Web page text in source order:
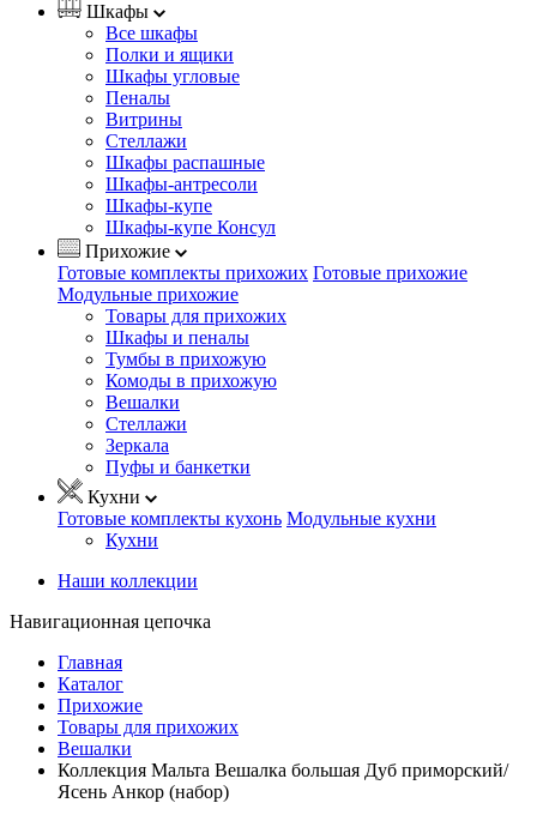
Шкафы
Все шкафы
Полки и ящики
Шкафы угловые
Пеналы
Витрины
Стеллажи
Шкафы распашные
Шкафы-антресоли
Шкафы-купе
Шкафы-купе Консул
Прихожие
Готовые комплекты прихожих Готовые прихожие
Модульные прихожие
Товары для прихожих
Шкафы и пеналы
Тумбы в прихожую
Комоды в прихожую
Вешалки
Стеллажи
Зеркала
Пуфы и банкетки
Кухни
Готовые комплекты кухонь Модульные кухни
Кухни
Наши коллекции
Навигационная цепочка
Главная
Каталог
Прихожие
Товары для прихожих
Вешалки
Коллекция Мальта Вешалка большая Дуб приморский/
Ясень Анкор (набор)